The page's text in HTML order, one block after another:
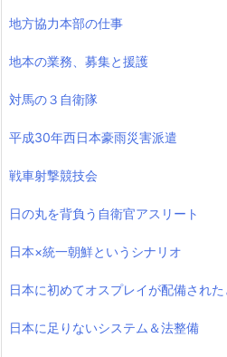
地方協力本部の仕事
地本の業務、募集と援護
対馬の３自衛隊
平成30年西日本豪雨災害派遣
戦車射撃競技会
日の丸を背負う自衛官アスリート
日本×統一朝鮮というシナリオ
日本に初めてオスプレイが配備された
日本に足りないシステム＆法整備